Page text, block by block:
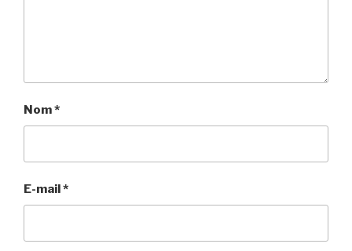
Nom*
E-mail*